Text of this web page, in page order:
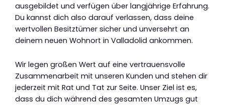
ausgebildet und verfügen über langjährige Erfahrung.
Du kannst dich also darauf verlassen, dass deine
wertvollen Besitztümer sicher und unversehrt an
deinem neuen Wohnort in Valladolid ankommen.
Wir legen großen Wert auf eine vertrauensvolle
Zusammenarbeit mit unseren Kunden und stehen dir
jederzeit mit Rat und Tat zur Seite. Unser Ziel ist es,
dass du dich während des gesamten Umzugs gut